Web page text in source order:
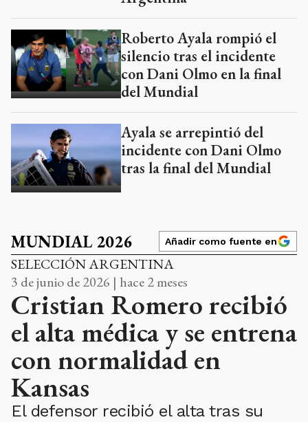
Roberto Ayala rompió el
silencio tras el incidente
con Dani Olmo en la final
del Mundial
Ayala se arrepintió del
incidente con Dani Olmo
tras la final del Mundial
MUNDIAL 2026 Añadir como fuente en
SELECCIÓN ARGENTINA
3 de junio de 2026 | hace 2 meses
Cristian Romero recibió
el alta médica y se entrena
con normalidad en
Kansas
El defensor recibió el alta tras su